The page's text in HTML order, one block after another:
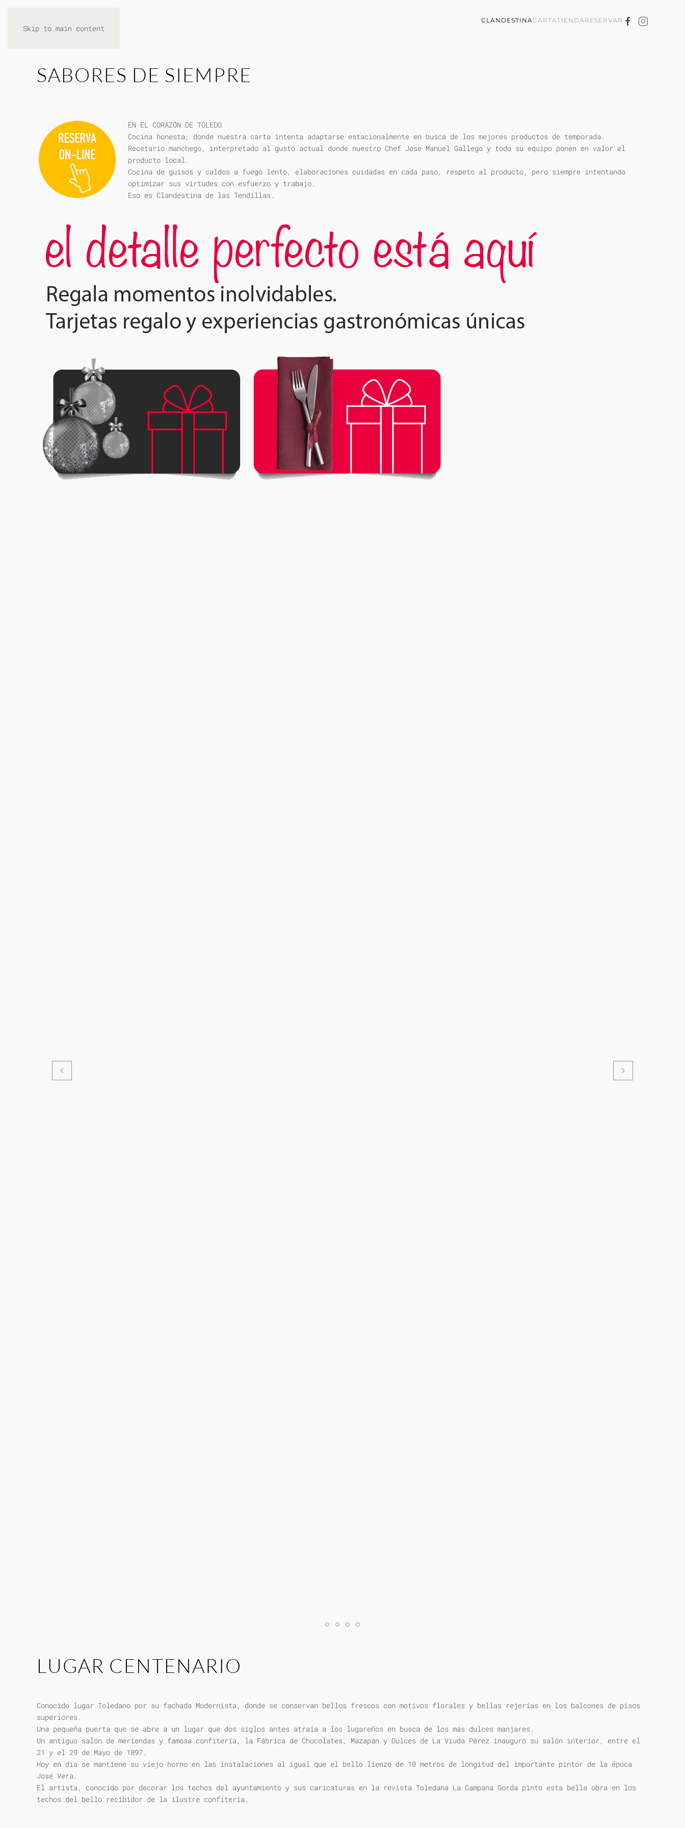
Skip to main content
CLANDESTINACARTATIENDARESERVAR
SABORES DE SIEMPRE
EN EL CORAZÓN DE TOLEDO
Cocina honesta, donde nuestra carta intenta adaptarse estacionalmente en busca de los mejores productos de temporada.
Recetario manchego, interpretado al gusto actual donde nuestro Chef Jose Manuel Gallego y todo su equipo ponen en valor el
producto local.
Cocina de guisos y caldos a fuego lento, elaboraciones cuidadas en cada paso, respeto al producto, pero siempre intentando
optimizar sus virtudes con esfuerzo y trabajo.
Eso es Clandestina de las Tendillas.
LUGAR CENTENARIO
Conocido lugar Toledano por su fachada Modernista, donde se conservan bellos frescos con motivos florales y bellas rejerías en los balcones de pisos
superiores.
Una pequeña puerta que se abre a un lugar que dos siglos antes atraía a los lugareños en busca de los más dulces manjares.
Un antiguo salón de meriendas y famosa confitería, la Fábrica de Chocolates, Mazapán y Dulces de La Viuda Pérez inauguró su salón interior, entre el
21 y el 29 de Mayo de 1897.
Hoy en día se mantiene su viejo horno en las instalaciones al igual que el bello lienzo de 10 metros de longitud del importante pintor de la época
José Vera.
El artista, conocido por decorar los techos del ayuntamiento y sus caricaturas en la revista Toledana La Campana Gorda pinto esta bella obra en los
techos del bello recibidor de la ilustre confitería.